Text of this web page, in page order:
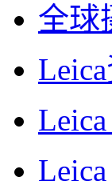
全球